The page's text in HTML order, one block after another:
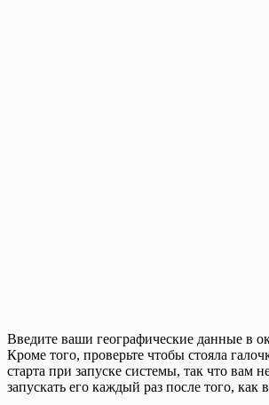
Введите ваши географические данные в
Кроме того, проверьте чтобы стояла
старта при запуске системы, так что вам
запускать его каждый раз после того, как